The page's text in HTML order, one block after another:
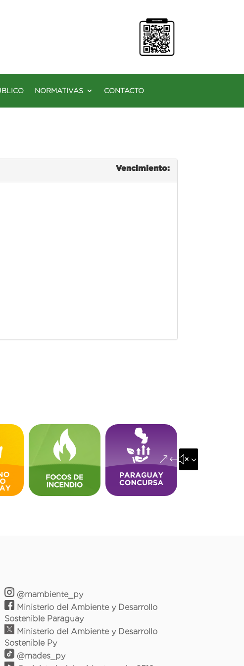
NORMATIVAS CONTACTO
Vencimiento:
&#x35;
@mambiente_py
Ministerio del Ambiente y Desarrollo
Sostenible Paraguay
Ministerio del Ambiente y Desarrollo
Sostenible Py
@mades_py